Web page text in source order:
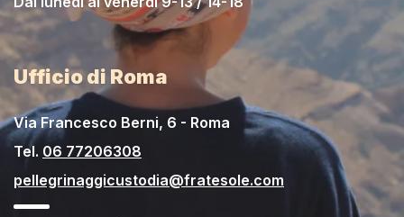
Ufficio di Roma
Via Francesco Berni, 6 - Roma
Tel. 06 77206308
pellegrinaggicustodia@fratesole.com